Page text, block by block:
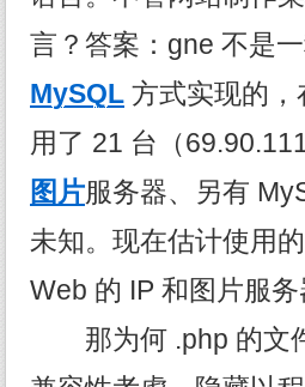
言？答案：gne 不是
MySQL 方式实现的
用了 21 台（
图片服务器、另有
未知。现在估计使用
Web 的 IP 和图片服务
那为何 .php 的文件